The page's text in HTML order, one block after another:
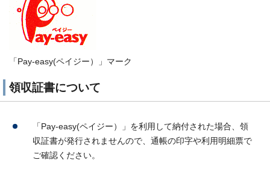
「Pay-easy(ペイジー）」マーク
領収証書について
「Pay-easy(ペイジー）」を利用して納付された場合、領
収証書が発行されませんので、通帳の印字や利用明細票で
ご確認ください。